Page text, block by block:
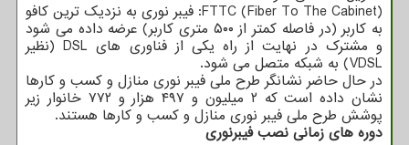
FTTC (Fiber To The Cabinet): فیبر نوری به نزدیک ترین کافو
به کاربر (در فاصله کمتر از ۵۰۰ متری کاربر) عرضه داده می شود
و مشترک در نهایت از راه یکی از فناوری های DSL (نظیر
VDSL) به شبکه متصل می شود.
در حال حاضر نشانگر طرح ملی فیبر نوری منازل و کسب و کارها
نشان داده است که ۲ میلیون و ۴۹۷ هزار و ۷۷۲ خانوار زیر
پوشش طرح ملی فیبر نوری منازل و کسب و کارها هستند.
دوره های زمانی نصب فیبرنوری